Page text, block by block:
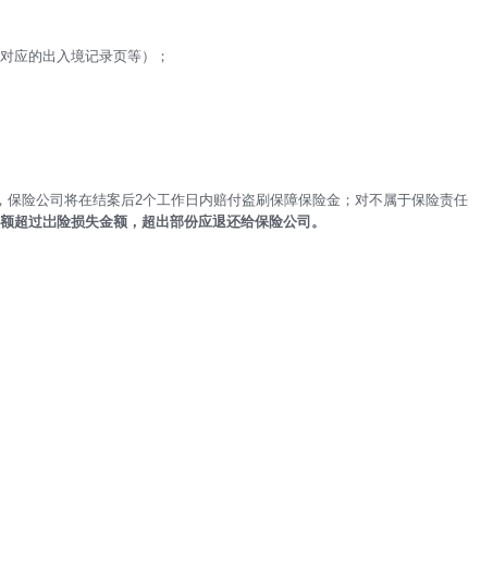
应的出入境记录页等）；
险公司将在结案后2个工作日内赔付盗刷保障保险金；对不属于保险责任
过岀险损失金额，超出部份应退还给保险公司。